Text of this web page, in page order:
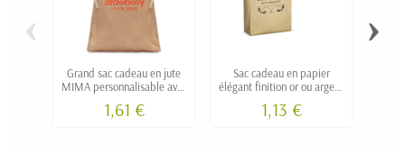
Grand sac cadeau en jute
MIMA personnalisable avec
1,61 €
Sac cadeau en papier
élégant finition or ou argent
1,13 €
‹ ›